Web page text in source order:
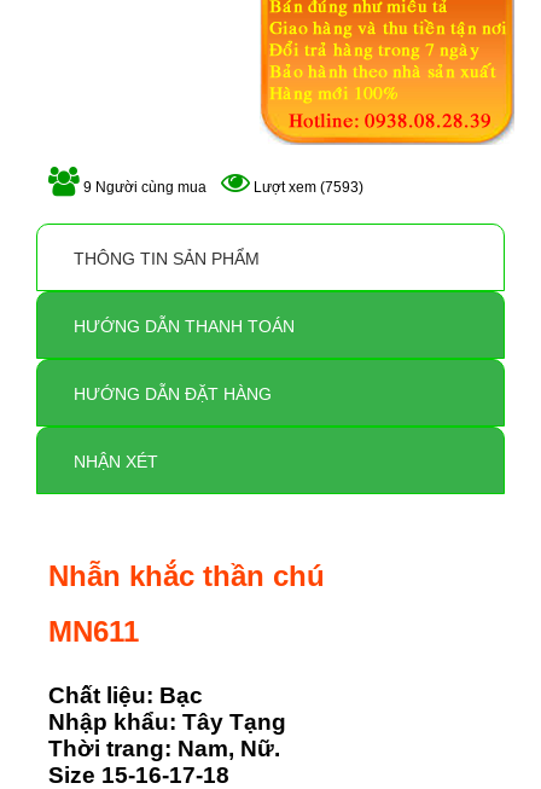
9 Người cùng mua Lượt xem (7593)
THÔNG TIN SẢN PHẨM
HƯỚNG DẪN THANH TOÁN
HƯỚNG DẪN ĐẶT HÀNG
NHẬN XÉT
Nhẫn khắc thần chú
MN611
Chất liệu: Bạc
Nhập khẩu: Tây Tạng
Thời trang: Nam, Nữ.
Size 15-16-17-18